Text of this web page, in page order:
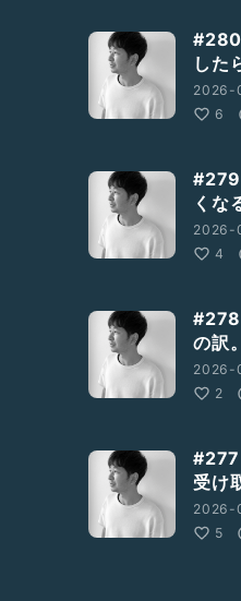
#280
した
2026-
6
くな
2026-
4
#278
の訳。
2026-
2
#277
受け
2026-
5